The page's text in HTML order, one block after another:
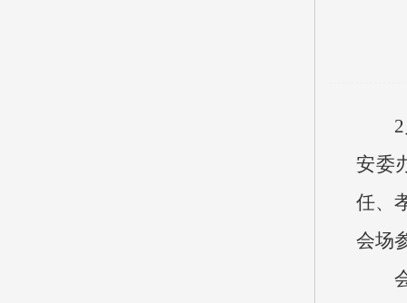
安委
任、
会场